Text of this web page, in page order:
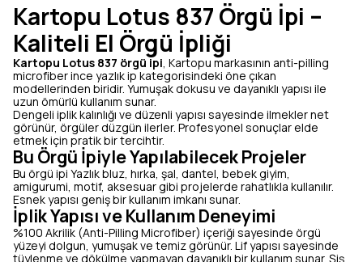
Kartopu Lotus 837 Örgü İpi –
Kaliteli El Örgü İpliği
Kartopu Lotus 837 örgü ipi, Kartopu markasının anti-pilling
microfiber ince yazlık ip kategorisindeki öne çıkan
modellerinden biridir. Yumuşak dokusu ve dayanıklı yapısı ile
uzun ömürlü kullanım sunar.
Dengeli iplik kalınlığı ve düzenli yapısı sayesinde ilmekler net
görünür, örgüler düzgün ilerler. Profesyonel sonuçlar elde
etmek için pratik bir tercihtir.
Bu Örgü İpiyle Yapılabilecek Projeler
Bu örgü ipi Yazlık bluz, hırka, şal, dantel, bebek giyim,
amigurumi, motif, aksesuar gibi projelerde rahatlıkla kullanılır.
Esnek yapısı geniş bir kullanım imkanı sunar.
İplik Yapısı ve Kullanım Deneyimi
%100 Akrilik (Anti-Pilling Microfiber) içeriği sayesinde örgü
yüzeyi dolgun, yumuşak ve temiz görünür. Lif yapısı sayesinde
tüylenme ve dökülme yapmayan dayanıklı bir kullanım sunar. Şiş